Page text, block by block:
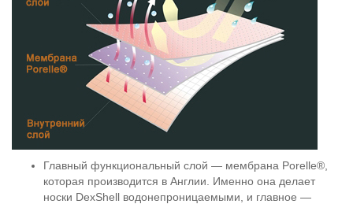
Главный функциональный слой — мембрана Porelle®,
которая производится в Англии. Именно она делает
носки DexShell водонепроницаемыми, и главное —